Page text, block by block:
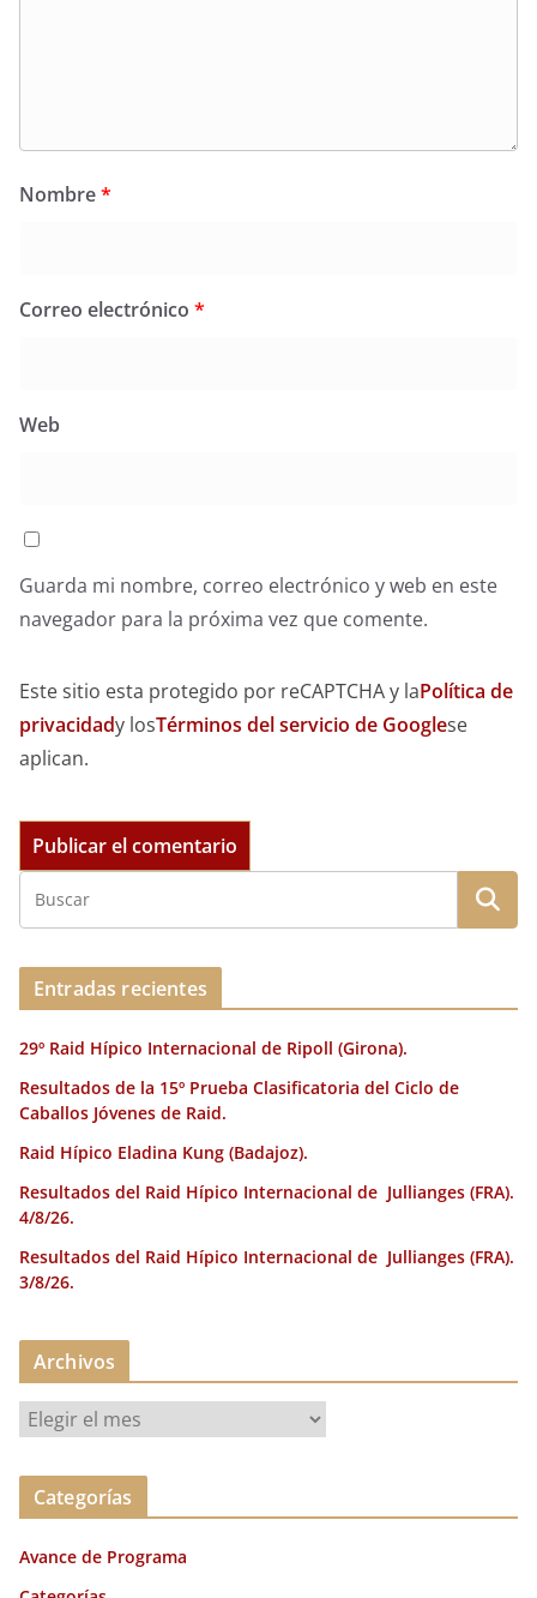
Nombre*
Correo electrónico *
Web
Guarda mi nombre, correo electrónico y web en este
navegador para la próxima vez que comente.
Este sitio esta protegido por reCAPTCHA y laPolítica de
privacidady losTérminos del servicio de Googlese
aplican.
Entradas recientes
29º Raid Hípico Internacional de Ripoll (Girona).
Resultados de la 15º Prueba Clasificatoria del Ciclo de
Caballos Jóvenes de Raid.
Raid Hípico Eladina Kung (Badajoz).
Resultados del Raid Hípico Internacional de Jullianges (FRA).
4/8/26.
Resultados del Raid Hípico Internacional de Jullianges (FRA).
3/8/26.
Archivos
r
c
v
Categorías
Avance de Programa